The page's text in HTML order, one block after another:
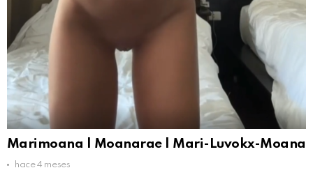
Marimoana | Moanarae | Mari-Luvokx-Moana
hace 4 meses